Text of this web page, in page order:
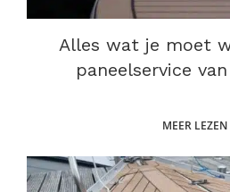
Alles wat je moet
paneelservice
MEER LEZEN